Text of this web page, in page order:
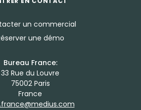
un commercial
une démo
Bureau France:
33 Rue du Louvre
75002 Paris
France